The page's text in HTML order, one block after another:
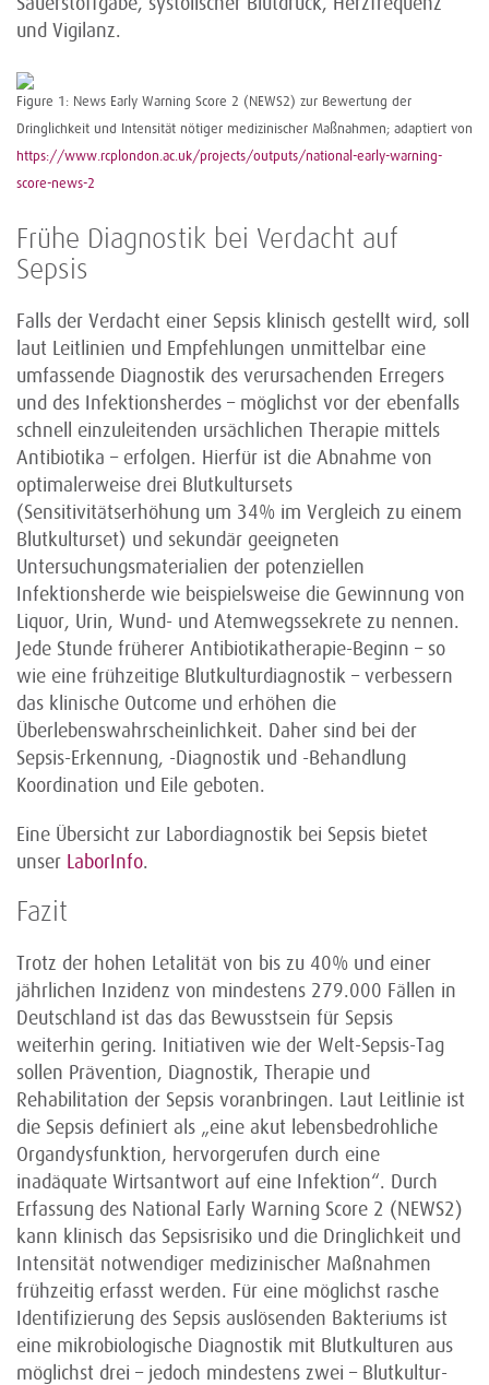
und Vigilanz.
Figure 1: News Early Warning Score 2 (NEWS2) zur Bewertung der
Dringlichkeit und Intensität nötiger medizinischer Maßnahmen; adaptiert von
https://www.rcplondon.ac.uk/projects/outputs/national-early-warning-
score-news-2
Frühe Diagnostik bei Verdacht auf
Sepsis
Falls der Verdacht einer Sepsis klinisch gestellt wird, soll
laut Leitlinien und Empfehlungen unmittelbar eine
umfassende Diagnostik des verursachenden Erregers
und des Infektionsherdes – möglichst vor der ebenfalls
schnell einzuleitenden ursächlichen Therapie mittels
Antibiotika – erfolgen. Hierfür ist die Abnahme von
optimalerweise drei Blutkultursets
(Sensitivitätserhöhung um 34% im Vergleich zu einem
Blutkulturset) und sekundär geeigneten
Untersuchungsmaterialien der potenziellen
Infektionsherde wie beispielsweise die Gewinnung von
Liquor, Urin, Wund- und Atemwegssekrete zu nennen.
Jede Stunde früherer Antibiotikatherapie-Beginn – so
wie eine frühzeitige Blutkulturdiagnostik – verbessern
das klinische Outcome und erhöhen die
Überlebenswahrscheinlichkeit. Daher sind bei der
Sepsis-Erkennung, -Diagnostik und -Behandlung
Koordination und Eile geboten.
Eine Übersicht zur Labordiagnostik bei Sepsis bietet
unser LaborInfo.
Fazit
Trotz der hohen Letalität von bis zu 40% und einer
jährlichen Inzidenz von mindestens 279.000 Fällen in
Deutschland ist das das Bewusstsein für Sepsis
weiterhin gering. Initiativen wie der Welt-Sepsis-Tag
sollen Prävention, Diagnostik, Therapie und
Rehabilitation der Sepsis voranbringen. Laut Leitlinie ist
die Sepsis definiert als „eine akut lebensbedrohliche
Organdysfunktion, hervorgerufen durch eine
inadäquate Wirtsantwort auf eine Infektion“. Durch
Erfassung des National Early Warning Score 2 (NEWS2)
kann klinisch das Sepsisrisiko und die Dringlichkeit und
Intensität notwendiger medizinischer Maßnahmen
frühzeitig erfasst werden. Für eine möglichst rasche
Identifizierung des Sepsis auslösenden Bakteriums ist
eine mikrobiologische Diagnostik mit Blutkulturen aus
möglichst drei – jedoch mindestens zwei – Blutkultur-